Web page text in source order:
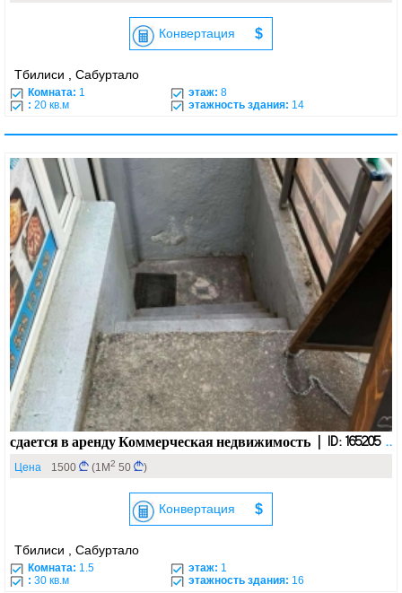
Конвертация $
Тбилиси , Сабуртало
Комната: 1 этаж: 8
: 20 кв.м этажность здания: 14
сдается в аренду Коммерческая недвижимость | ID: 165205 ..
Цена 1500 (1М2 50 )
Конвертация $
Тбилиси , Сабуртало
Комната: 1.5 этаж: 1
: 30 кв.м этажность здания: 16